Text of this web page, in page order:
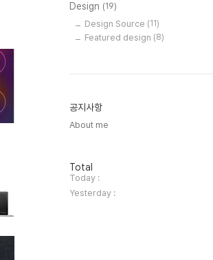
Design (19)
Design Source (11)
Featured design (8)
공지사항
About me
방
문
자
수
Total
Today :
Yesterday :